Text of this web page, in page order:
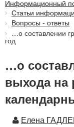
Информационный
Статьи
Вопросы - ответы
…о составлении
год
…о
выхода на
Автор
Елена